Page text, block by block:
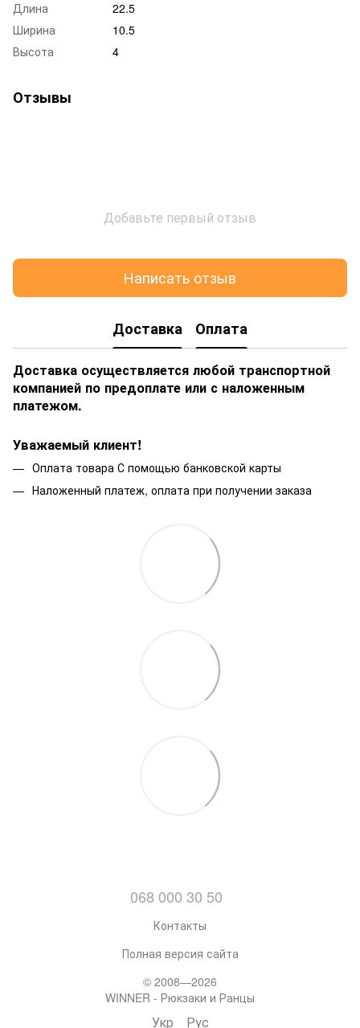
Длина
22.5
Ширина
10.5
Высота
4
Отзывы
Добавьте первый отзыв
Написать отзыв
Доставка Оплата
Доставка осуществляется любой транспортной
компанией по предоплате или с наложенным
платежом.
Уважаемый клиент!
Оплата товара С помощью банковской карты
Наложенный платеж, оплата при получении заказа
068 000 30 50
Контакты
Полная версия сайта
© 2008—2026
WINNER - Рюкзаки и Ранцы
Укр Рус